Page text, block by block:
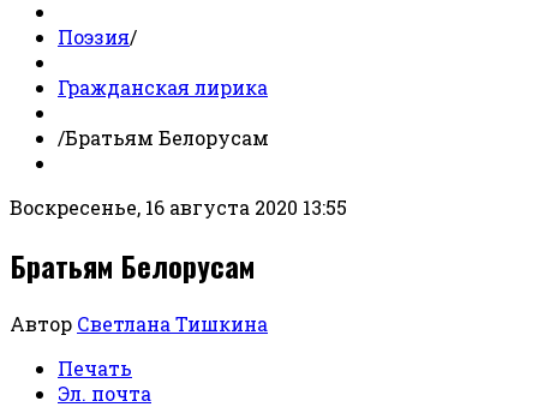
Поэзия/
Гражданская лирика
/Братьям Белорусам
Воскресенье, 16 августа 2020 13:55
Братьям Белорусам
Автор Светлана Тишкина
Печать
Эл. почта